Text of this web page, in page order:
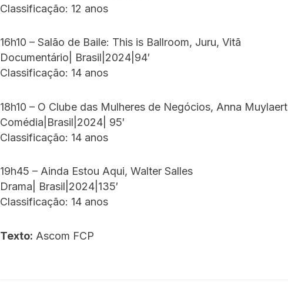
Classificação: 12 anos
16h10 – Salão de Baile: This is Ballroom, Juru, Vitã
Documentário| Brasil|2024|94′
Classificação: 14 anos
18h10 – O Clube das Mulheres de Negócios, Anna Muylaert
Comédia|Brasil|2024| 95′
Classificação: 14 anos
19h45 – Ainda Estou Aqui, Walter Salles
Drama| Brasil|2024|135′
Classificação: 14 anos
Texto: Ascom FCP